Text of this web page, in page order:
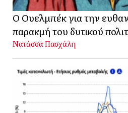
Ο Ουελμπέκ για την
παρακμή του δυτικού
Νατάσσα Πασχάλη